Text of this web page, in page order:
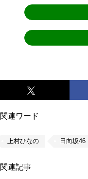
関連ワード
上村ひなの 日向坂46
関連記事